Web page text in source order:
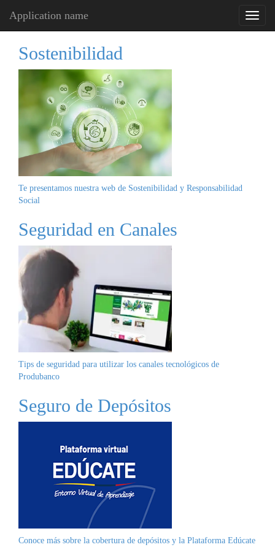
Application name
Sostenibilidad
Te presentamos nuestra web de Sostenibilidad y Responsabilidad
Social
Seguridad en Canales
Tips de seguridad para utilizar los canales tecnológicos de
Produbanco
Seguro de Depósitos
Conoce más sobre la cobertura de depósitos y la Plataforma Edúcate